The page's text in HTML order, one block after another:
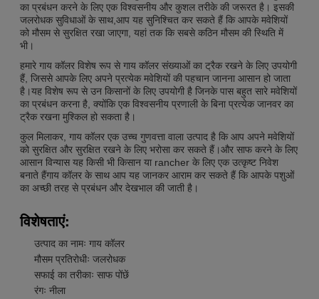
का प्रबंधन करने के लिए एक विश्वसनीय और कुशल तरीके की जरूरत है। इसकी
जलरोधक सुविधाओं के साथ,आप यह सुनिश्चित कर सकते हैं कि आपके मवेशियों
को मौसम से सुरक्षित रखा जाएगा, यहां तक कि सबसे कठिन मौसम की स्थिति में
भी।
हमारे गाय कॉलर विशेष रूप से गाय कॉलर संख्याओं का ट्रैक रखने के लिए उपयोगी
हैं, जिससे आपके लिए अपने प्रत्येक मवेशियों की पहचान जानना आसान हो जाता
है।यह विशेष रूप से उन किसानों के लिए उपयोगी है जिनके पास बहुत सारे मवेशियों
का प्रबंधन करना है, क्योंकि एक विश्वसनीय प्रणाली के बिना प्रत्येक जानवर का
ट्रैक रखना मुश्किल हो सकता है।
कुल मिलाकर, गाय कॉलर एक उच्च गुणवत्ता वाला उत्पाद है कि आप अपने मवेशियों
को सुरक्षित और सुरक्षित रखने के लिए भरोसा कर सकते हैं।और साफ करने के लिए
आसान विन्यास यह किसी भी किसान या rancher के लिए एक उत्कृष्ट निवेश
बनाते हैंगाय कॉलर के साथ आप यह जानकर आराम कर सकते हैं कि आपके पशुओं
का अच्छी तरह से प्रबंधन और देखभाल की जाती है।
विशेषताएं:
उत्पाद का नामः गाय कॉलर
मौसम प्रतिरोधीः जलरोधक
सफाई का तरीकाः साफ पोंछें
रंगः नीला